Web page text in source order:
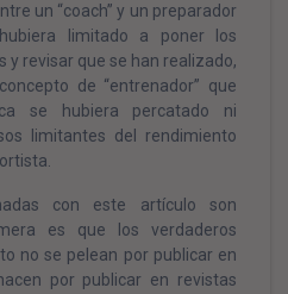
un “coach” y un preparador
limitado a poner los
y revisar que se han realizado,
de “entrenador” que
se hubiera percatado ni
limitantes del rendimiento
con este artículo son
es que los verdaderos
no se pelean por publicar en
por publicar en revistas